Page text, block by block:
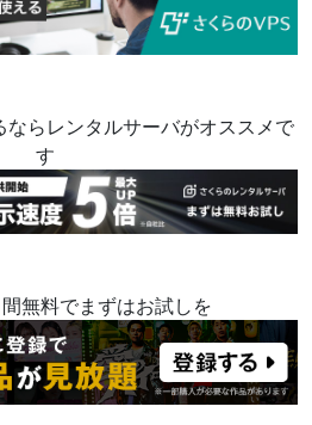
ならレンタルサーバがオススメで
す
無料でまずはお試しを